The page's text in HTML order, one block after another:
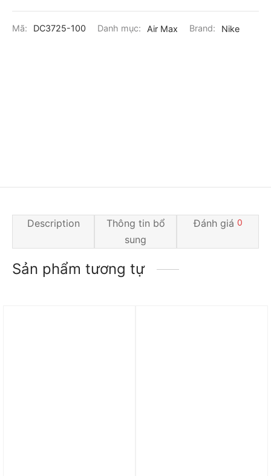
Mã: DC3725-100 Danh mục: Air Max Brand: Nike
Description
Thông tin bổ
sung
Đánh giá 0
Sản phẩm tương tự